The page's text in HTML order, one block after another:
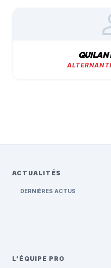
QUILAN
ACTUALITÉS
DERNIÈRES ACTUS
L'ÉQUIPE PRO